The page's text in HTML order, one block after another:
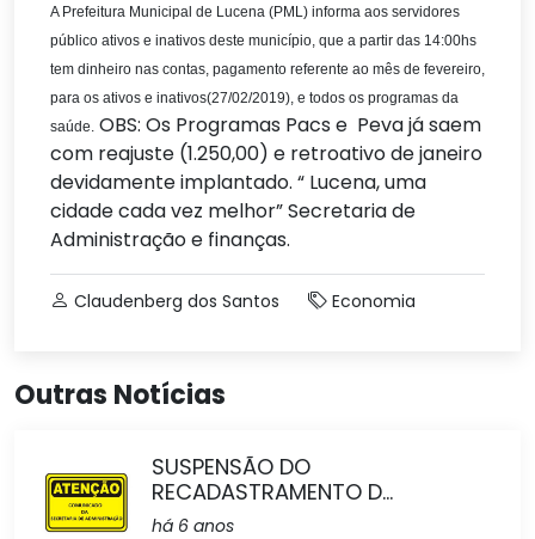
A Prefeitura Municipal de Lucena (PML) informa aos servidores
público ativos e inativos deste município, que a partir das 14:00hs
tem dinheiro nas contas, pagamento referente ao mês de fevereiro,
para os ativos e inativos(27/02/2019), e todos os programas da
saúde. OBS: Os Programas Pacs e Peva já saem
com reajuste (1.250,00) e retroativo de janeiro
devidamente implantado. “ Lucena, uma
cidade cada vez melhor” Secretaria de
Administração e finanças.
Claudenberg dos Santos Economia
Outras Notícias
SUSPENSÃO DO
RECADASTRAMENTO D...
há 6 anos